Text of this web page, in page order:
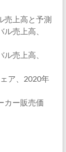
売上高と予測
売上高、
売上高、
ア、2020年
カー販売価